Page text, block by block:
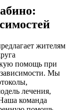
жителям
помощь при
Мы
лечения,
команда